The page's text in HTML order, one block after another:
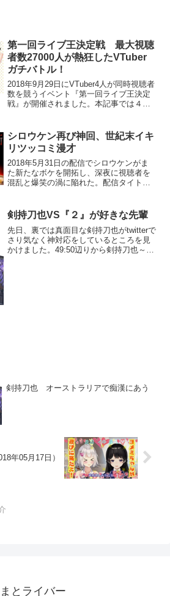
第一回ライブ王決定戦 最大視聴
者数27000人が熱狂したVTuber
ガチバトル！
2018年9月29日にVTuber4人が同時視聴者
数を競うイベント『第一回ライブ王決定
戦』が開催されました。本記事では４つ
きます。イベントのルール等については
前回の記事...
シロウケン再び神回、世紀末イキ
リツッコミ漫才
2018年5月31日の配信でシロウケンがま
た新たなボケを開拓し、深夜に視聴者を
混乱と爆笑の渦に陥れた。配信タイトル
ぜ修行する必要があるのか説明を渇望す
る視聴者達の前に登...
剣持刀也VS『２』が好きな先輩
先日、裏では真面目な剣持刀也がtwitterで
さり気なく神対応をしているところを見
かけました。49:50辺りから剣持刀也～戦
剣持刀也 オーストラリアで痴漢にあう
年05月17日）
まとライバー